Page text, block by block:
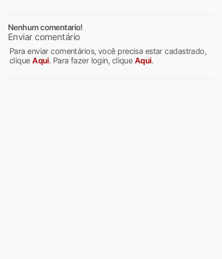
Nenhum comentario!
Enviar comentário
Para enviar comentários, você precisa estar cadastrado,
cliqueAqui. Para fazer login, clique Aqui.